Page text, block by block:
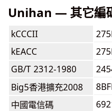
Unihan — 其它編
kCCCII
kEACC
GB/T 2312-1980
Big5香港擴充2008
中國電信碼